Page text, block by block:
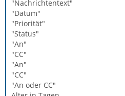
"Nachrichtentext"
"Datum"
"Priorität"
"Status"
"An"
"CC"
"An"
"CC"
"An oder CC"